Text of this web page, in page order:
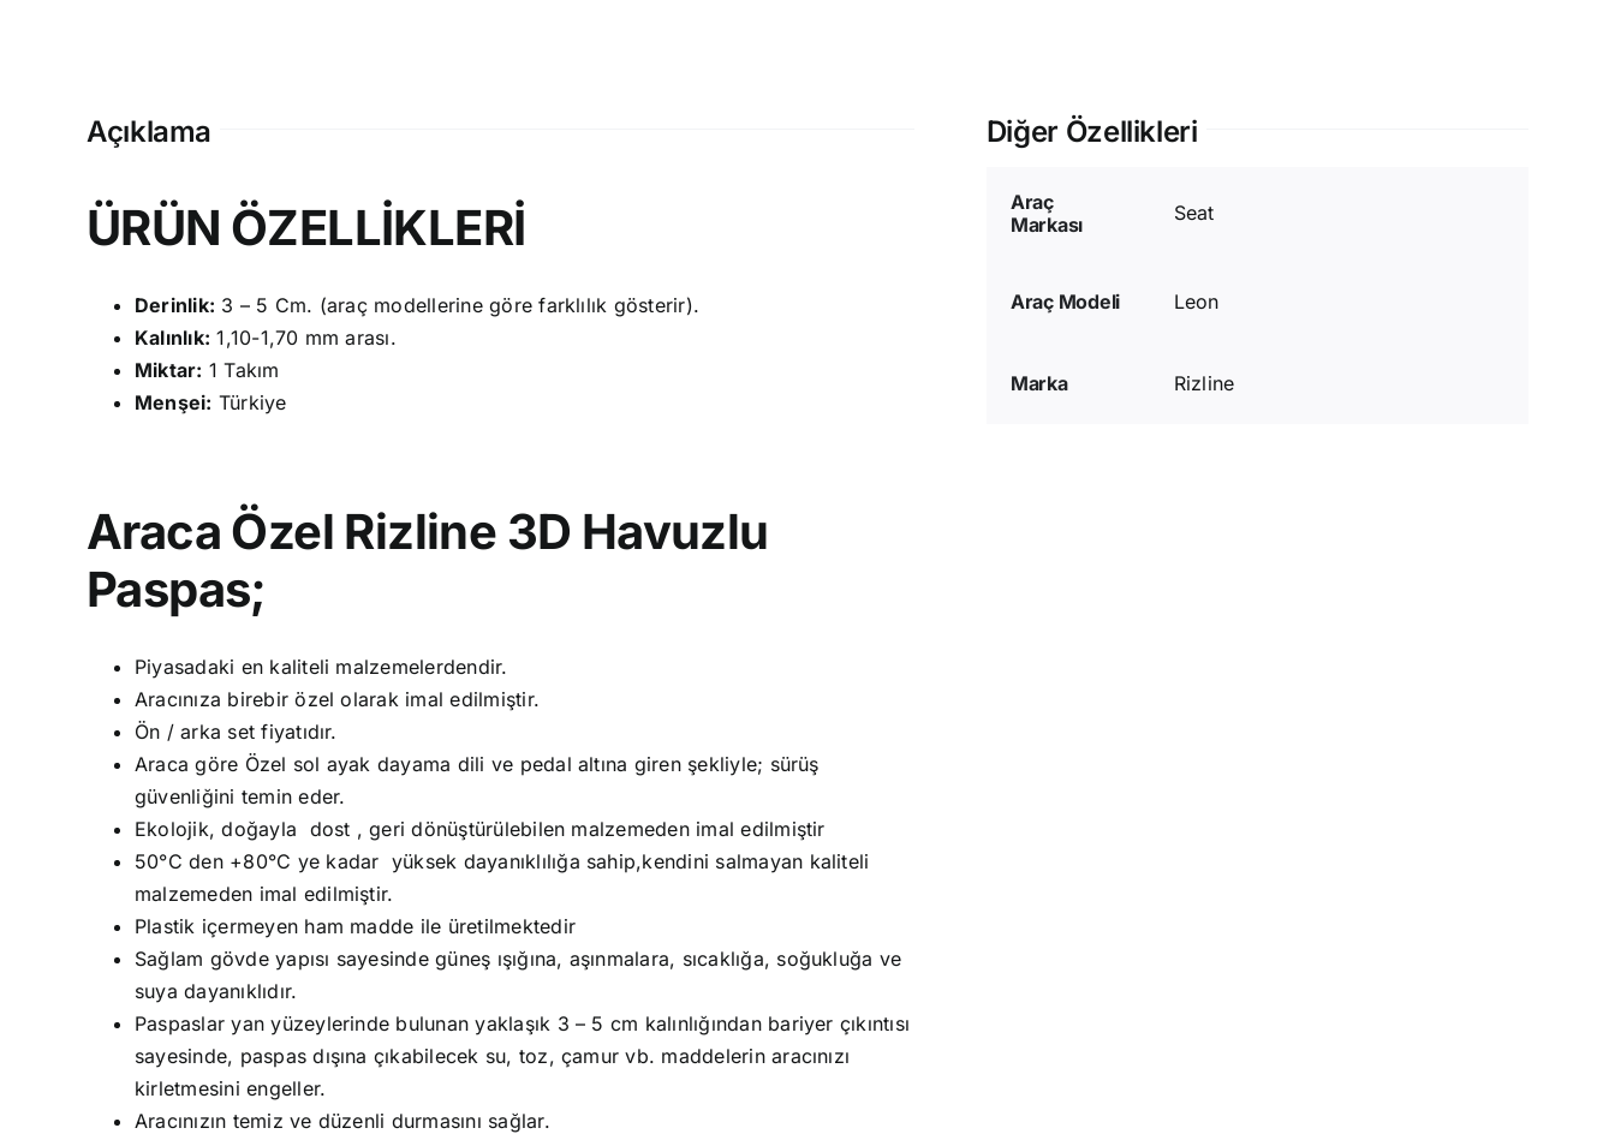
Açıklama
ÜRÜN ÖZELLİKLERİ
Derinlik: 3 – 5 Cm. (araç modellerine göre farklılık gösterir).
Kalınlık: 1,10-1,70 mm arası.
Miktar: 1 Takım
Menşei: Türkiye
Araca Özel Rizline 3D Havuzlu
Paspas;
Piyasadaki en kaliteli malzemelerdendir.
Aracınıza birebir özel olarak imal edilmiştir.
Ön / arka set fiyatıdır.
Araca göre Özel sol ayak dayama dili ve pedal altına giren şekliyle; sürüş
güvenliğini temin eder.
Ekolojik, doğayla dost , geri dönüştürülebilen malzemeden imal edilmiştir
50°C den +80°C ye kadar yüksek dayanıklılığa sahip,kendini salmayan kaliteli
malzemeden imal edilmiştir.
Plastik içermeyen ham madde ile üretilmektedir
Sağlam gövde yapısı sayesinde güneş ışığına, aşınmalara, sıcaklığa, soğukluğa ve
suya dayanıklıdır.
Paspaslar yan yüzeylerinde bulunan yaklaşık 3 – 5 cm kalınlığından bariyer çıkıntısı
sayesinde, paspas dışına çıkabilecek su, toz, çamur vb. maddelerin aracınızı
kirletmesini engeller.
Aracınızın temiz ve düzenli durmasını sağlar.
Diğer Özellikleri
Araç
Markası
Seat
Araç Modeli Leon
Marka Rizline